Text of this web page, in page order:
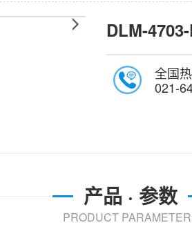
DLM-
全国
021-
产品 · 参数
PRODUCT